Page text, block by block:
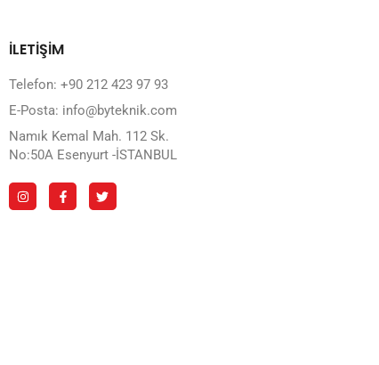
İLETİŞİM
Telefon: +90 212 423 97 93
E-Posta: info@byteknik.com
Namık Kemal Mah. 112 Sk.
No:50A Esenyurt -İSTANBUL